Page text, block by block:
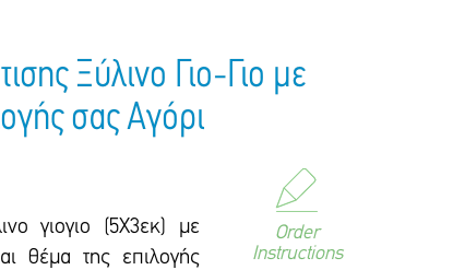
Ξύλινο Γιο-Γιο με
σας Αγόρι
γιογιο (5Χ3εκ) με
θέμα της επιλογής
Order
Instructions